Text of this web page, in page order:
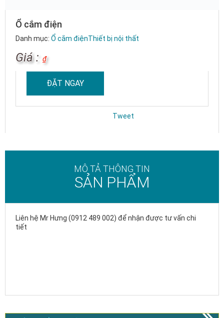
Ổ cắm điện
Danh mục: Ổ cắm điệnThiết bị nội thất
Giá : ₫
ĐẶT NGAY
Tweet
MÔ TẢ THÔNG TIN
SẢN PHẨM
Liên hệ Mr Hưng (0912 489 002) để nhận được tư vấn chi
tiết